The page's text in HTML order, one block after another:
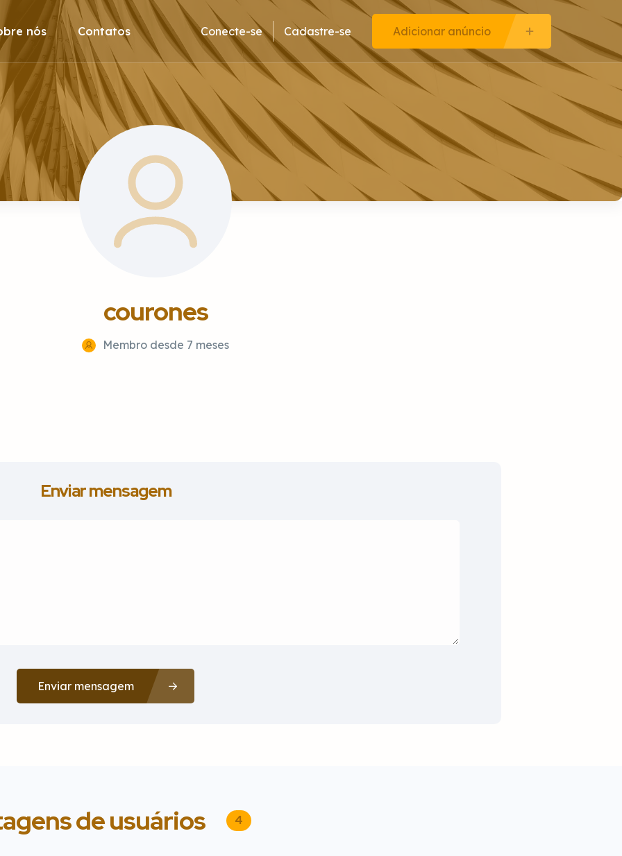
nós Contatos Conecte-se Cadastre-se Adicionar anúncio
courones
Membro desde 7 meses
Enviar mensagem
Enviar mensagem
de usuários 4